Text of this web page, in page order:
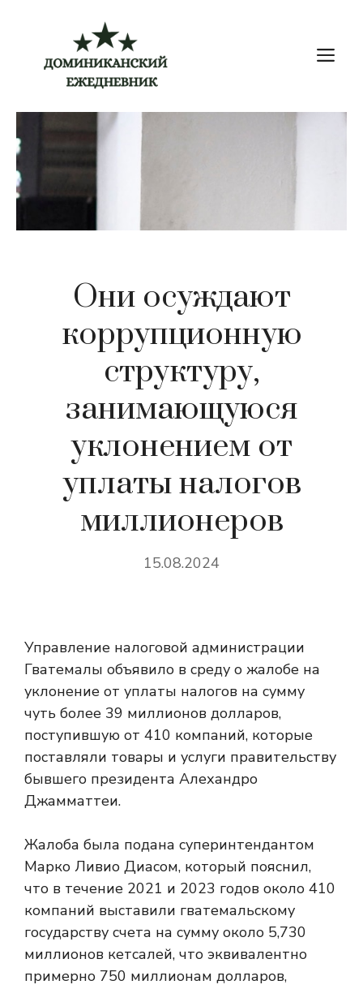
содержимому
Они осуждают
коррупционную
структуру,
занимающуюся
уклонением от
уплаты налогов
миллионеров
15.08.2024
Управление налоговой администрации
Гватемалы объявило в среду о жалобе на
уклонение от уплаты налогов на сумму
чуть более 39 миллионов долларов,
поступившую от 410 компаний, которые
поставляли товары и услуги правительству
бывшего президента Алехандро
Джамматтеи.
Жалоба была подана суперинтендантом
Марко Ливио Диасом, который пояснил,
что в течение 2021 и 2023 годов около 410
компаний выставили гватемальскому
государству счета на сумму около 5,730
миллионов кетсалей, что эквивалентно
примерно 750 миллионам долларов,